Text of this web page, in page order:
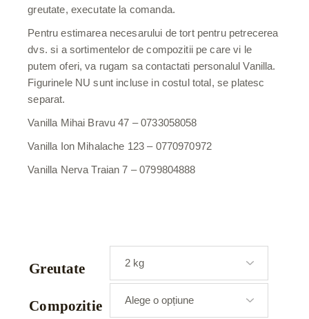
915.00LEI
greutate, executate la comanda.
Pentru estimarea necesarului de tort pentru petrecerea
dvs. si a sortimentelor de compozitii pe care vi le
putem oferi, va rugam sa contactati personalul Vanilla.
Figurinele NU sunt incluse in costul total, se platesc
separat.
Vanilla Mihai Bravu 47 – 0733058058
Vanilla Ion Mihalache 123 – 0770970972
Vanilla Nerva Traian 7 – 0799804888
Greutate
Compozitie